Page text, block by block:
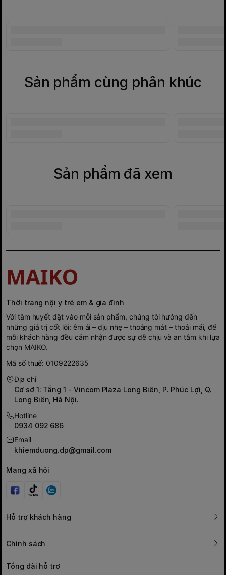
Sản phẩm cùng phân khúc
Sản phẩm đã xem
Thời trang nội y trẻ em & gia đình
Với tâm huyết đặt vào mỗi sản phẩm, chúng tôi hướng đến
những giá trị cốt lõi: êm ái – dịu nhẹ – thoáng mát – thoải mái, để
mỗi khách hàng đều cảm nhận được sự dễ chịu và an tâm khi lựa
chọn MAIKO.
Mã số thuế: 0109222635
Địa chỉ
Cơ sở 1: Tầng 1 - Vincom Plaza Long Biên, P. Phúc Lợi, Q.
Long Biên, Hà Nội.
Hotline
0934 092 686
Email
khiemduong.dp@gmail.com
Mạng xã hội
Hỗ trợ khách hàng
Chính sách
Tổng đài hỗ trợ